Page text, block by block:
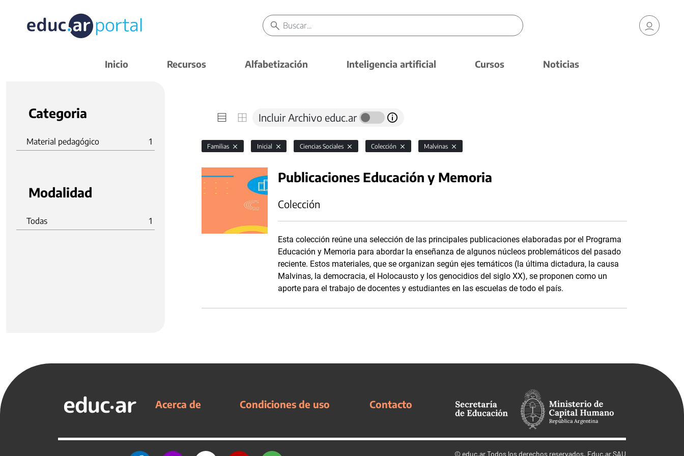
Inicio Recursos Alfabetización Inteligencia artificial Cursos Noticias
Categoria
Material pedagógico 1
Modalidad
Todas 1
Incluir Archivo educ.ar
Familias Inicial Ciencias Sociales Colección Malvinas
Publicaciones Educación y Memoria
Colección
Esta colección reúne una selección de las principales publicaciones elaboradas por el Programa
Educación y Memoria para abordar la enseñanza de algunos núcleos problemáticos del pasado
reciente. Estos materiales, que se organizan según ejes temáticos (la última dictadura, la causa
Malvinas, la democracia, el Holocausto y los genocidios del siglo XX), se proponen como un
aporte para el trabajo de docentes y estudiantes en las escuelas de todo el país.
Acerca de Condiciones de uso Contacto
© educ.arTodos los derechos reservados. Educ.ar SAU